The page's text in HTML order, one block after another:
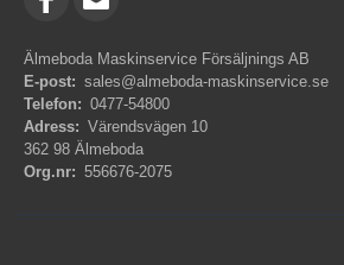
Älmeboda Maskinservice Försäljnings AB
E-post: sales@almeboda-maskinservice.se
Telefon: 0477-54800
Adress: Värendsvägen 10
362 98 Älmeboda
Org.nr: 556676-2075